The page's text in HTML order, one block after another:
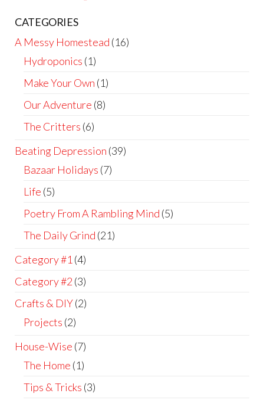
CATEGORIES
A Messy Homestead (16)
Hydroponics (1)
Make Your Own (1)
Our Adventure (8)
The Critters (6)
Beating Depression (39)
Bazaar Holidays (7)
Life (5)
Poetry From A Rambling Mind (5)
The Daily Grind (21)
Category #1 (4)
Category #2 (3)
Crafts & DIY(2)
Projects (2)
House-Wise (7)
The Home (1)
Tips & Tricks (3)